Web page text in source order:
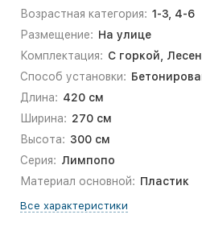
Возрастная категория: 1-3, 4-6
Размещение: На улице
Комплектация: С горкой,
Способ установки:
Длина: 420 см
Ширина: 270 см
Высота: 300 см
Серия: Лимпопо
Материал основной: Пластик
Все характеристики